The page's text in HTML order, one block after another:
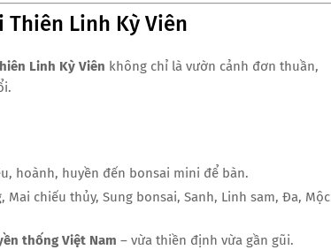
Thiên Linh Kỳ Viên
Linh Kỳ Viên không chỉ là vườn cảnh đơn thuần,
hoành, huyền đến bonsai mini để bàn.
Mai chiếu thủy, Sung bonsai, Sanh, Linh sam, Đa, Mộc
thống Việt Nam – vừa thiền định vừa gần gũi.